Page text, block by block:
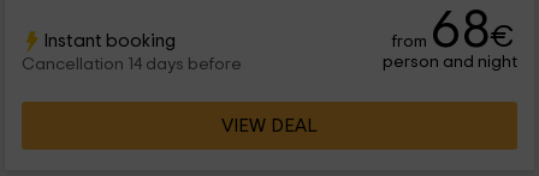
Instant booking
Cancellation 14 days before
from 68€
person and night
VIEW DEAL